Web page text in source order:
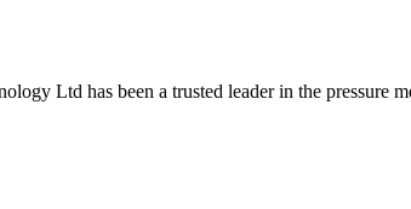
Ltd has been a trusted leader in the pressure